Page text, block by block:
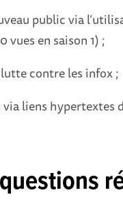
public via
en saison 1) ;
contre les infox ;
liens hypertextes